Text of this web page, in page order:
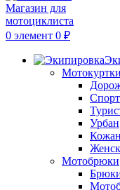
0 элемент 0 ₽
Мотокуртки
Урбан
Мотобрюки